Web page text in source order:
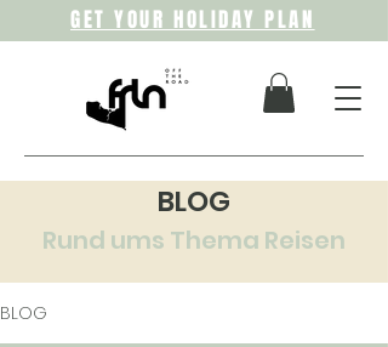
GET YOUR HOLIDAY PLAN
BLOG
Rund ums Thema Reisen
BLOG